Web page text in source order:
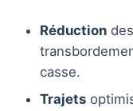
Réduction
casse.
Trajets